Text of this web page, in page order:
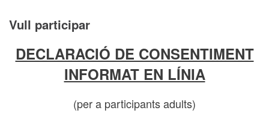
Vull participar
DECLARACIÓ DE CONSENTIMENT
INFORMAT EN LÍNIA
(per a participants adults)